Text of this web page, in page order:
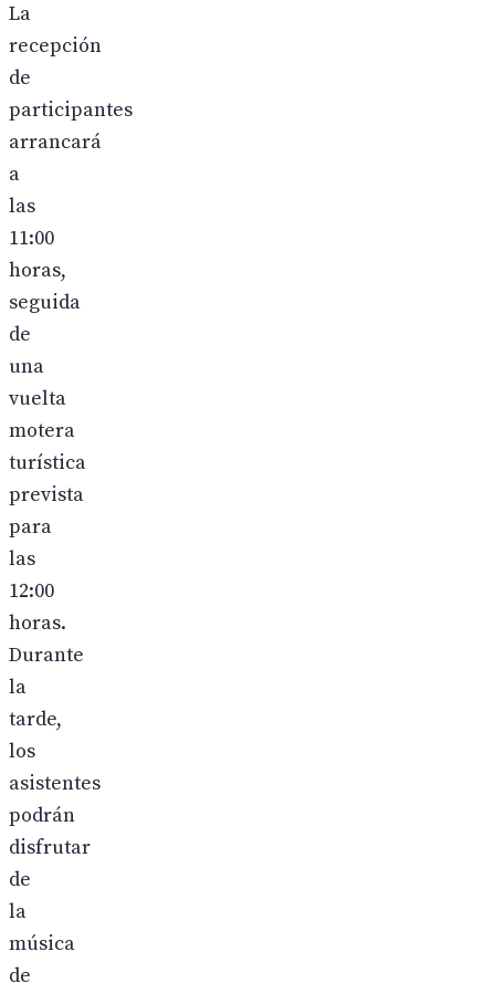
La
recepción
de
participantes
arrancará
a
las
11:00
horas,
seguida
de
una
vuelta
motera
turística
prevista
para
las
12:00
horas.
Durante
la
tarde,
los
asistentes
podrán
disfrutar
de
la
música
de